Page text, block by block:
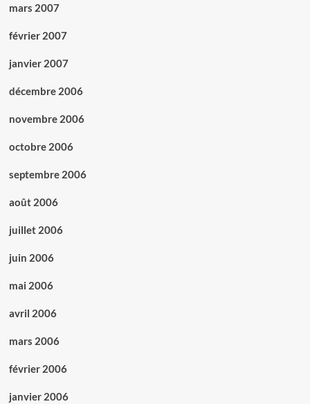
mars 2007
février 2007
janvier 2007
décembre 2006
novembre 2006
octobre 2006
septembre 2006
août 2006
juillet 2006
juin 2006
mai 2006
avril 2006
mars 2006
février 2006
janvier 2006